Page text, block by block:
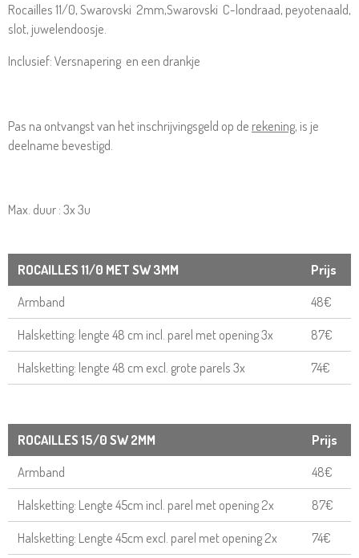
Rocailles 11/0, Swarovski 2mm,Swarovski C-londraad, peyotenaald,
slot, juwelendoosje.
Inclusief: Versnapering en een drankje
Pas na ontvangst van het inschrijvingsgeld op de rekening, is je
deelname bevestigd.
​Max. duur : 3x 3u
ROCAILLES 11/0 MET SW 3MM
Prijs
Armband
48€
Halsketting: lengte 48 cm incl. parel met opening 3x
87€
Halsketting: lengte 48 cm excl. grote parels 3x
74€
ROCAILLES 15/0 SW 2MM
Prijs
Armband
48€
Halsketting: Lengte 45cm incl. parel met opening 2x
87€
Halsketting: Lengte 45cm excl. parel met opening 2x
74€